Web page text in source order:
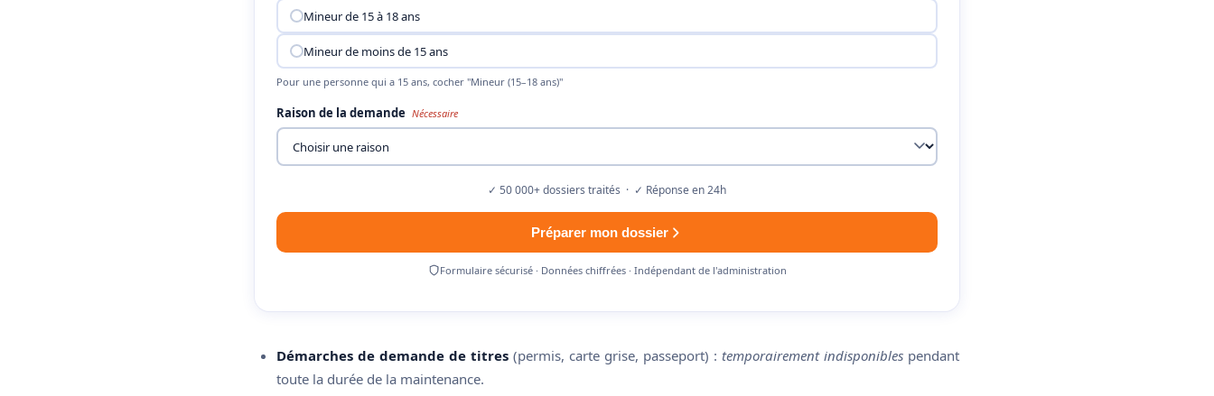
Mineur de 15 à 18 ans
Mineur de moins de 15 ans
Pour une personne qui a 15 ans, cocher "Mineur (15–18 ans)"
Raison de la demande Nécessaire
✓ 50 000+ dossiers traités · ✓ Réponse en 24h
Préparer mon dossier
Formulaire sécurisé · Données chiffrées · Indépendant de l'administration
Démarches de demande de titres (permis, carte grise, passeport) : temporairement indisponibles pendant
toute la durée de la maintenance.